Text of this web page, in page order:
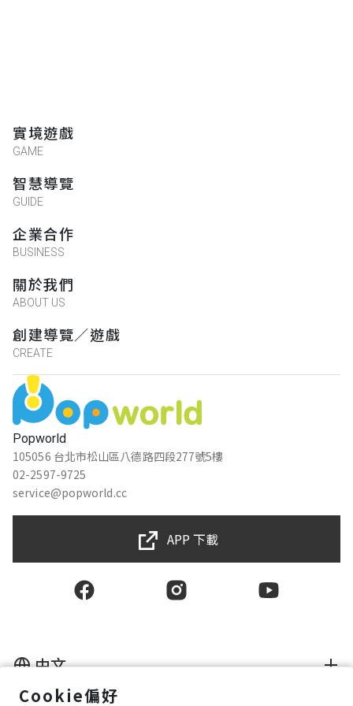
Popworld
105056 台北市松山區八德路四段277號5樓
02-2597-9725
service@popworld.cc
實境遊戲
GAME
智慧導覽
GUIDE
企業合作
BUSINESS
關於我們
ABOUT US
創建導覽／遊戲
CREATE
APP 下載
中文
Cookie偏好